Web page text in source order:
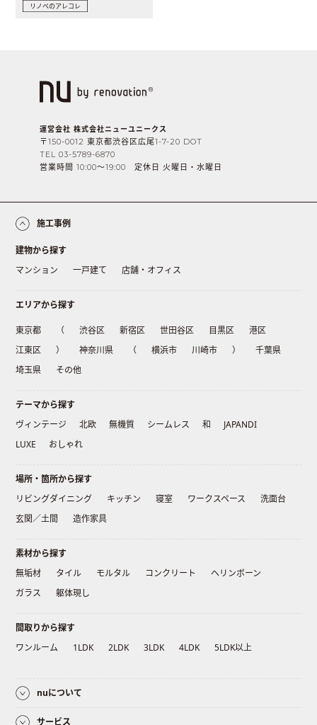
リノベのアレコレ
運営会社 株式会社ニューユニークス
〒150-0012 東京都渋谷区広尾1-7-20 DOT
TEL 03-5789-6870
営業時間 10:00〜19:00 定休日 火曜日・水曜日
施工事例
建物から探す
マンション
一戸建て 店舗・オフィス
エリアから探す
東京都 （ 渋谷区 新宿区 世田谷区 目黒区
港区
江東区
） 神奈川県 （ 横浜市 川崎市 ）
千葉県
埼玉県
その他
テーマから探す
ヴィンテージ
北欧 無機質 シームレス 和
JAPANDI
LUXE
おしゃれ
場所・箇所から探す
リビングダイニング
キッチン 寝室 ワークスペース
洗面台
玄関／土間
造作家具
素材から探す
無垢材
タイル モルタル コンクリート
ヘリンボーン
ガラス
躯体現し
間取りから探す
ワンルーム
1LDK 2LDK 3LDK 4LDK 5LDK以上
nuについて
サービス